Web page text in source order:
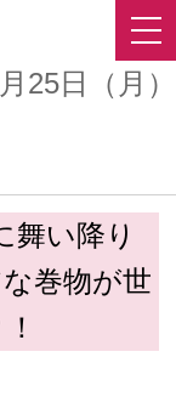
25日（月）
舞い降り
巻物が世